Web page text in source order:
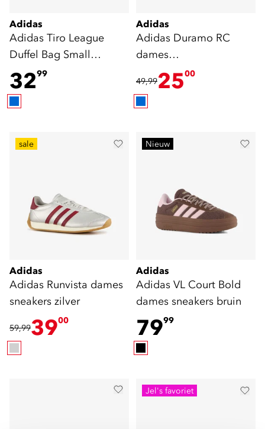
Adidas
Adidas Tiro League
Duffel Bag Small
sporttas blauw
3299
Adidas
Adidas Duramo RC
dames
hardloopschoenen
blauw
49,992500
sale
Adidas
Adidas Runvista dames
sneakers zilver
59,993900
Nieuw
Adidas
Adidas VL Court Bold
dames sneakers bruin
7999
Jel's favoriet